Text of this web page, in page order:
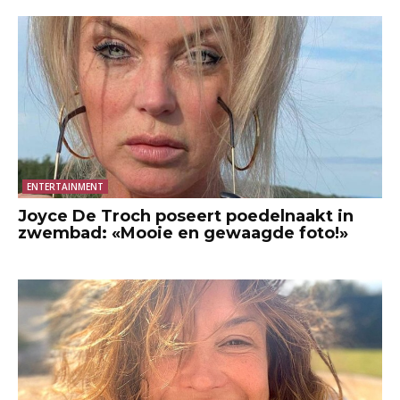
ENTERTAINMENT
Joyce De Troch poseert poedelnaakt in
zwembad: «Mooie en gewaagde foto!»